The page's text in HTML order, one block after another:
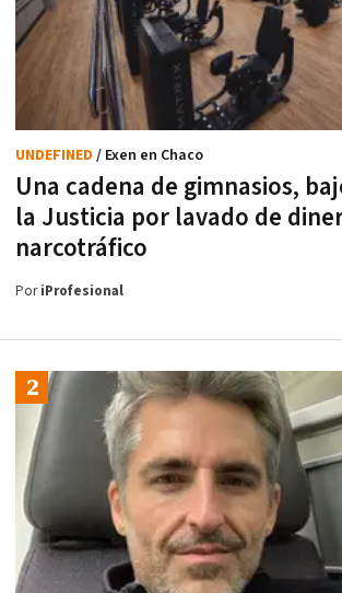
Una cadena de gimnasios,
la Justicia por lavado de
narcotráfico
UNDEFINED / Exen en Chaco
PoriProfesional